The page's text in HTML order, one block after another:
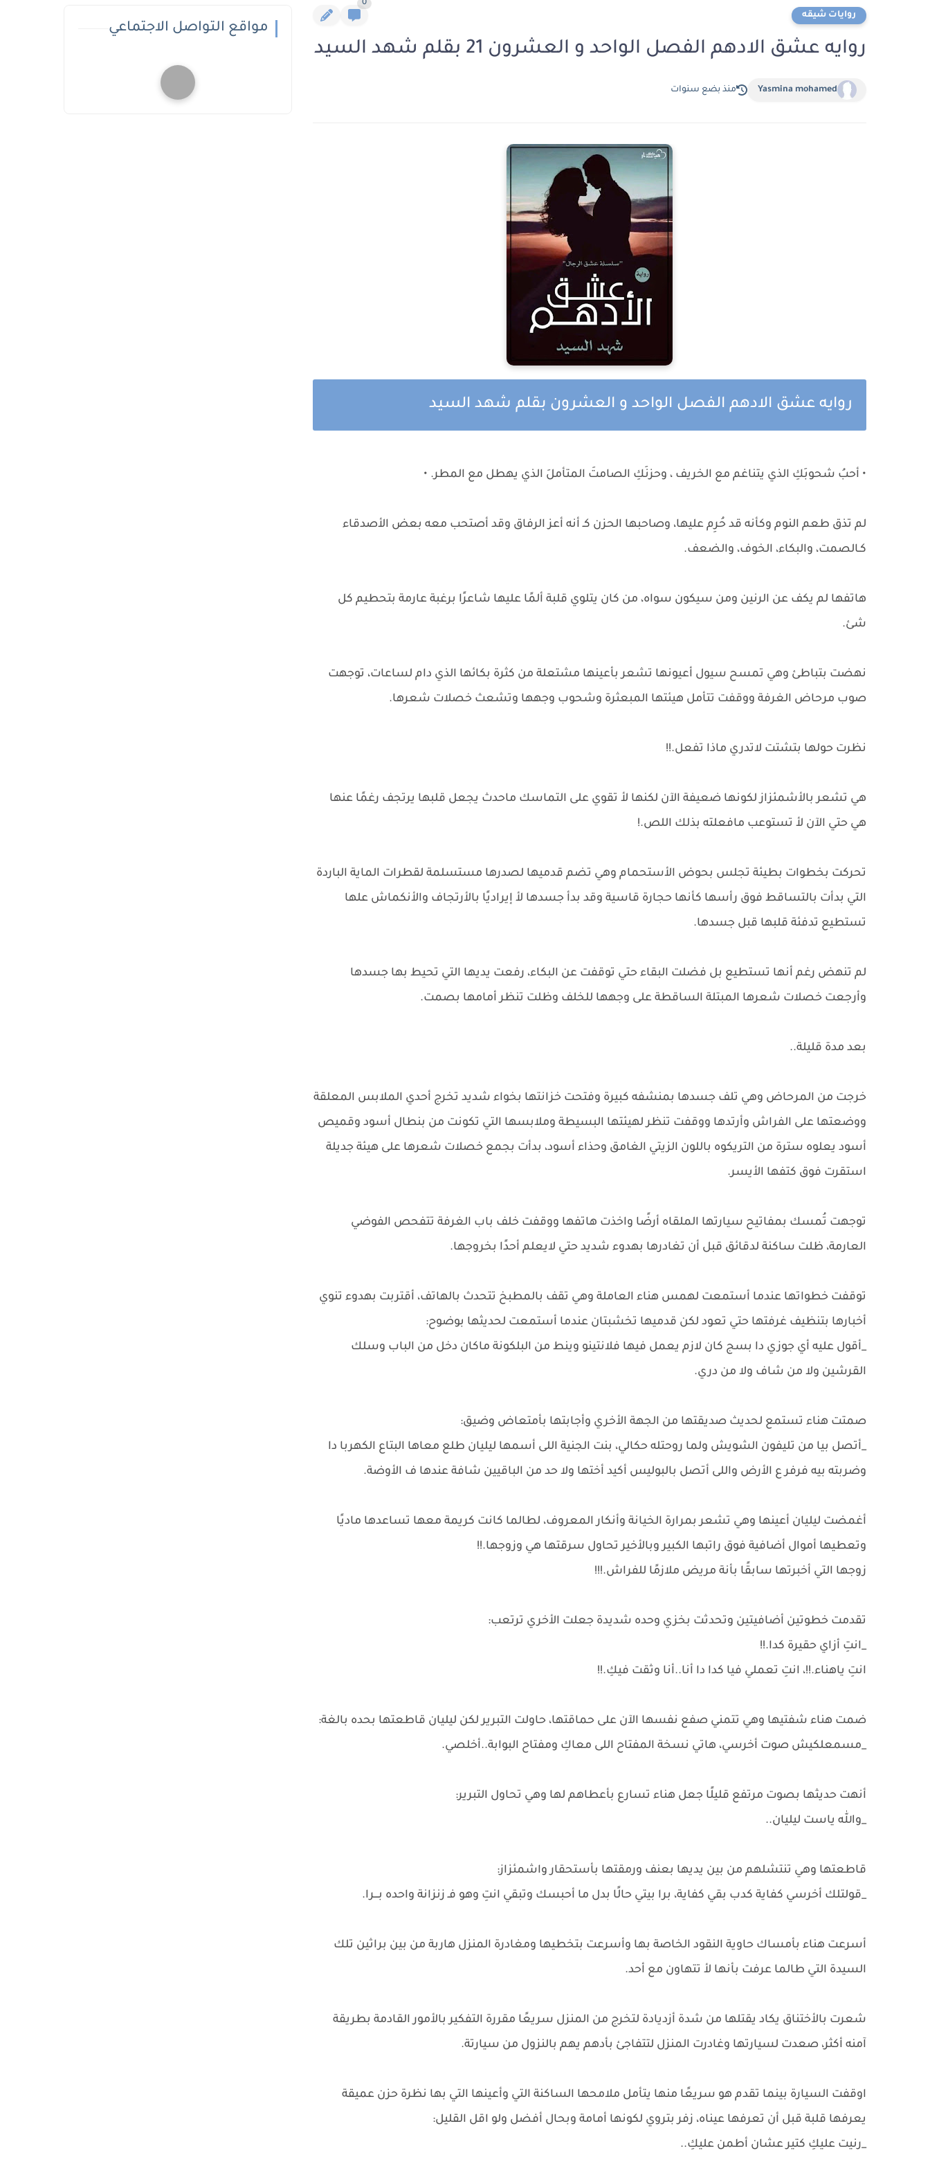
روايات شيقه
0
روايه عشق الادهم الفصل الواحد و العشرون 21 بقلم شهد السيد
Yasmina mohamed منذ بضع سنوات
روايه عشق الادهم الفصل الواحد و العشرون بقلم شهد السيد
• أحبُ شحوبَكِ الذي يتناغم مع الخريف ، وحزنَكِ الصامتَ المتأملَ الذي يهطل مع المطر. •
لم تذق طعم النوم وكأنه قد حُرِم عليها، وصاحبها الحزن كـ أنه أعز الرفاق وقد أصتحب معه بعض الأصدقاء
كـالصمت، والبكاء، الخوف، والضعف.
هاتفها لم يكف عن الرنين ومن سيكون سواه، من كان يتلوي قلبة ألمًا عليها شاعرًا برغبة عارمة بتحطيم كل
شئ.
نهضت بتباطئ وهي تمسح سيول أعيونها تشعر بأعينها مشتعلة من كثرة بكائها الذي دام لساعات، توجهت
صوب مرحاض الغرفة ووقفت تتأمل هيئتها المبعثرة وشحوب وجهها وتشعث خصلات شعرها.
نظرت حولها بتشتت لاتدري ماذا تفعل.!!
هي تشعر بالأشمئزاز لكونها ضعيفة الآن لكنها لأ تقوي على التماسك ماحدث يجعل قلبها يرتجف رغمًا عنها
هي حتي الآن لأ تستوعب مافعلته بذلك اللص.!
تحركت بخطوات بطيئة تجلس بحوض الأستحمام وهي تضم قدميها لصدرها مستسلمة لقطرات الماية الباردة
التي بدأت بالتساقط فوق رأسها كأنها حجارة قاسية وقد بدأ جسدها لأ إيراديًا بالأرتجاف والأنكماش علها
تستطيع تدفئة قلبها قبل جسدها.
لم تنهض رغم أنها تستطيع بل فضلت البقاء حتي توقفت عن البكاء، رفعت يديها التي تحيط بها جسدها
وأرجعت خصلات شعرها المبتلة الساقطة على وجهها للخلف وظلت تنظر أمامها بصمت.
بعد مدة قليلة..
خرجت من المرحاض وهي تلف جسدها بمنشفه كبيرة وفتحت خزانتها بخواء شديد تخرج أحدي الملابس المعلقة
ووضعتها على الفراش وأرتدها ووقفت تنظر لهيئتها البسيطة وملابسها التي تكونت من بنطال أسود وقميص
أسود يعلوه سترة من التريكوه باللون الزيتي الغامق وحذاء أسود، بدأت بجمع خصلات شعرها على هيئة جديلة
استقرت فوق كتفها الأيسر.
توجهت تُمسك بمفاتيح سيارتها الملقاه أرضًا واخذت هاتفها ووقفت خلف باب الغرفة تتفحص الفوضي
العارمة، ظلت ساكنة لدقائق قبل أن تغادرها بهدوء شديد حتي لايعلم أحدًا بخروجها.
توقفت خطواتها عندما أستمعت لهمس هناء العاملة وهي تقف بالمطبخ تتحدث بالهاتف، أقتربت بهدوء تنوي
أخبارها بتنظيف غرفتها حتي تعود لكن قدميها تخشبتان عندما أستمعت لحديثها بوضوح:
_أقول عليه أي جوزي دا بسج كان لازم يعمل فيها فلانتينو وينط من البلكونة ماكان دخل من الباب وسلك
القرشين ولا من شاف ولا من دري.
صمتت هناء تستمع لحديث صديقتها من الجهة الأخري وأجابتها بأمتعاض وضيق:
_أتصل بيا من تليفون الشويش ولما روحتله حكالي، بنت الجنية اللى أسمها ليليان طلع معاها البتاع الكهربا دا
وضربته بيه فرفر ع الأرض واللى أتصل بالبوليس أكيد أختها ولا حد من الباقيين شافة عندها ف الأوضة.
أغمضت ليليان أعينها وهي تشعر بمرارة الخيانة وأنكار المعروف، لطالما كانت كريمة معها تساعدها ماديًا
وتعطيها أموال أضافية فوق راتبها الكبير وبالأخير تحاول سرقتها هي وزوجها.!!
زوجها التي أخبرتها سابقًا بأنة مريض ملازمًا للفراش.!!!
تقدمت خطوتين أضافيتين وتحدثت بخزي وحده شديدة جعلت الأخري ترتعب:
_انتِ أزاي حقيرة كدا.!!
انتِ ياهناء.!!، انتِ تعملي فيا كدا دا أنا..أنا وثقت فيكِ.!!
ضمت هناء شفتيها وهي تتمني صفع نفسها الآن على حماقتها، حاولت التبرير لكن ليليان قاطعتها بحده بالغة:
_مسمعلكيش صوت أخرسي، هاتي نسخة المفتاح اللى معاكِ ومفتاح البوابة..أخلصي.
أنهت حديثها بصوت مرتفع قليلًا جعل هناء تسارع بأعطاهم لها وهي تحاول التبرير:
_والله ياست ليليان..
قاطعتها وهي تنتشلهم من بين يديها بعنف ورمقتها بأستحقار واشمئزاز:
_قولتلك أخرسي كفاية كدب بقي كفاية، برا بيتي حالًا بدل ما أحبسك وتبقي انتِ وهو فـ زنزانة واحده بـــرا.
أسرعت هناء بأمساك حاوية النقود الخاصة بها وأسرعت بتخطيها ومغادرة المنزل هاربة من بين براثين تلك
السيدة التي طالما عرفت بأنها لأ تتهاون مع أحد.
شعرت بالأختناق يكاد يقتلها من شدة أزديادة لتخرج من المنزل سريعًا مقررة التفكير بالأمور القادمة بطريقة
آمنه أكثر، صعدت لسيارتها وغادرت المنزل لتتفاجئ بأدهم يهم بالنزول من سيارتة.
اوقفت السيارة بينما تقدم هو سريعًا منها يتأمل ملامحها الساكنة التي وأعينها التي بها نظرة حزن عميقة
يعرفها قلبة قبل أن تعرفها عيناه، زفر بتروي لكونها أمامة وبحال أفضل ولو اقل القليل:
_رنيت عليكِ كتير عشان أطمن عليكِ..
مواقع التواصل الاجتماعي